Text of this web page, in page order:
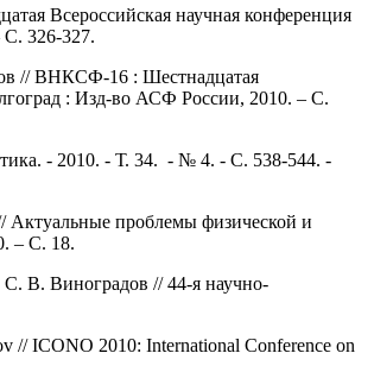
Всероссийская научная конференция
С. 326-327.
// ВНКСФ-16 : Шестнадцатая
: Изд-во АСФ России, 2010. – С.
- 2010. - Т. 34. - № 4. - С. 538-544. -
проблемы физической и
– С. 18.
В. Виноградов // 44-я научно-
ICONO 2010: International Conference on